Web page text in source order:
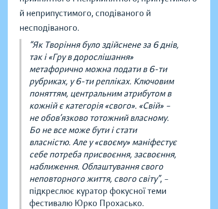
й неприпустимого, сподіваного й
несподіваного.
“Як Творіння було здійснене за 6 днів,
так і «Гру в дорослішання»
метафорично можна подати в 6-ти
рубриках, у 6-ти репліках. Ключовим
поняттям, центральним атрибутом в
кожній є категорія «свого». «Свій» –
не обов’язково тотожний власному.
Бо не все може бути і стати
власністю. Але у «своєму» маніфестує
себе потреба присвоєння, засвоєння,
наближення. Облаштування свого
неповторного життя, свого світу”, –
підкреслює куратор фокусної теми
фестивалю Юрко Прохасько.